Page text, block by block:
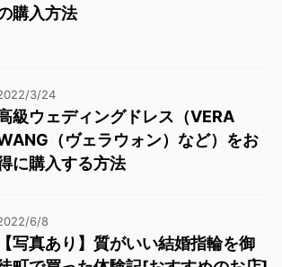
購入方法
3/24
級ウェディングドレス（VERA
（ヴェラウォン）など）をお
に購入する方法
6/8
【写真あり】質がいい結婚指輪を御